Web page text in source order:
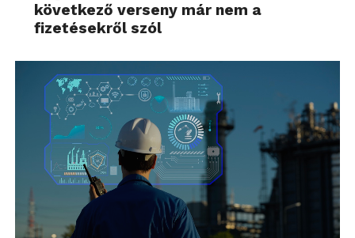
következő verseny már nem a
fizetésekről szól